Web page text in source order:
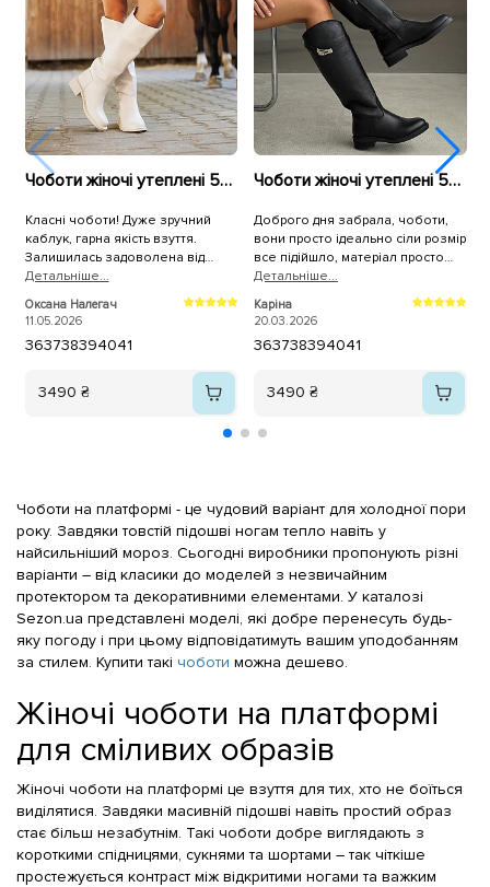
Чоботи жіночі утеплені 590331 Молочні
Класні чоботи! Дуже зручний
каблук, гарна якість взуття.
Залишилась задоволена від
покупки на всі 100%. Дякую!
Детальнiше...
Оксана Налегач
11.05.2026
363738394041
3490 ₴
Чоботи жіночі утеплені 594297 Чорні
Доброго дня забрала, чоботи,
вони просто ідеально сіли розмір
все підійшло, матеріал просто
вау, а доставка була
максимально швидкою, дуже вам
дякую 🙏🫂
Детальнiше...
Каріна
20.03.2026
363738394041
3490 ₴
Чоботи на платформі - це чудовий варіант для холодної пори
року. Завдяки товстій підошві ногам тепло навіть у
найсильніший мороз. Сьогодні виробники пропонують різні
варіанти – від класики до моделей з незвичайним
протектором та декоративними елементами. У каталозі
Sezon.ua представлені моделі, які добре перенесуть будь-
яку погоду і при цьому відповідатимуть вашим уподобанням
за стилем. Купити такі чоботи можна дешево.
Жіночі чоботи на платформі
для сміливих образів
Жіночі чоботи на платформі це взуття для тих, хто не боїться
виділятися. Завдяки масивній підошві навіть простий образ
стає більш незабутнім. Такі чоботи добре виглядають з
короткими спідницями, сукнями та шортами – так чіткіше
простежується контраст між відкритими ногами та важким